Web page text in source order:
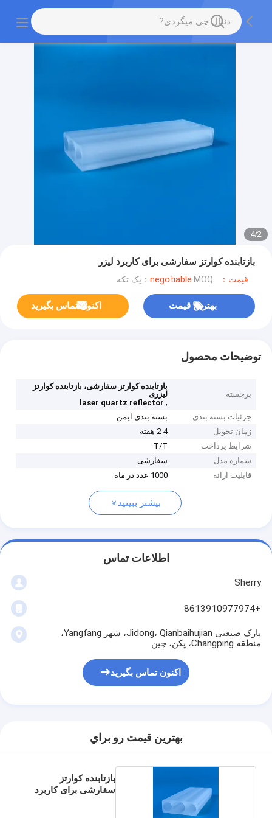
2
/
4
بازتابنده کوارتز سفارشی برای کاربرد لیزر
قیمت：negotiable MOQ：یک تکه
بهترین قیمت اکنون تماس بگیرید
توضیحات محصول
برجسته
بازتابنده کوارتز سفارشی، بازتابنده کوارتز
لیزری
,
laser quartz reflector
جزئیات بسته بندی
بسته بندی ایمن
زمان تحویل
2-4 هفته
شرایط پرداخت
T/T
شماره مدل
سفارشی
قابلیت ارائه
1000 عدد در ماه
بیشتر ببینید
اطلاعات تماس
Sherry
+8613910977974
پارک صنعتی Jidong، Qianbaihujian، شهر Yangfang،
منطقه Changping، پکن، چین
اکنون تماس بگیرید
بهترين قيمت رو براي
بازتابنده کوارتز
سفارشی برای کاربرد